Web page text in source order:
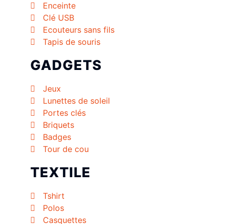
Enceinte
Clé USB
Ecouteurs sans fils
Tapis de souris
GADGETS
Jeux
Lunettes de soleil
Portes clés
Briquets
Badges
Tour de cou
TEXTILE
Tshirt
Polos
Casquettes